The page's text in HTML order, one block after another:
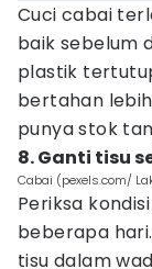
Cuci cabai
baik sebelum
plastik
bertahan
punya stok
8. Ganti tisu
Cabai (pexels.com/
Periksa
beberapa
tisu dalam